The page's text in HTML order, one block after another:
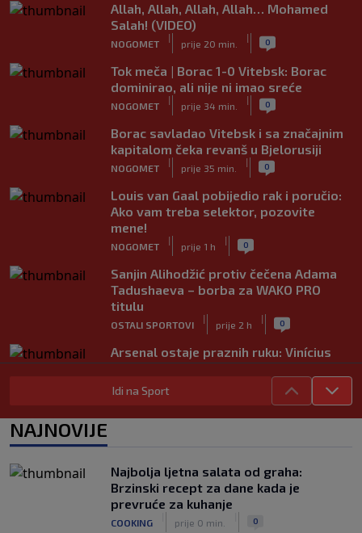
Allah, Allah, Allah, Allah… Mohamed
Salah! (VIDEO)
NOGOMET
|
prije 20 min.
| 0
Tok meča | Borac 1-0 Vitebsk: Borac
dominirao, ali nije ni imao sreće
NOGOMET
|
prije 34 min.
| 0
Borac savladao Vitebsk i sa značajnim
kapitalom čeka revanš u Bjelorusiji
NOGOMET
|
prije 35 min.
| 0
Louis van Gaal pobijedio rak i poručio:
Ako vam treba selektor, pozovite
mene!
NOGOMET
|
prije 1 h
| 0
Sanjin Alihodžić protiv čečena Adama
Tadushaeva – borba za WAKO PRO
titulu
OSTALI SPORTOVI
|
prije 2 h
| 0
Arsenal ostaje praznih ruku: Vinícius
Júnior i Real Madrid postigli dogovor
NOGOMET
NOGOMET
| | 0
Izvinjenje s elementima prijetnje i
„gomila slabića“ u UEFA-i
Idi na Sport
NAJNOVIJE
Najbolja ljetna salata od graha:
Brzinski recept za dane kada je
prevruće za kuhanje
COOKING prije 0 min. 0